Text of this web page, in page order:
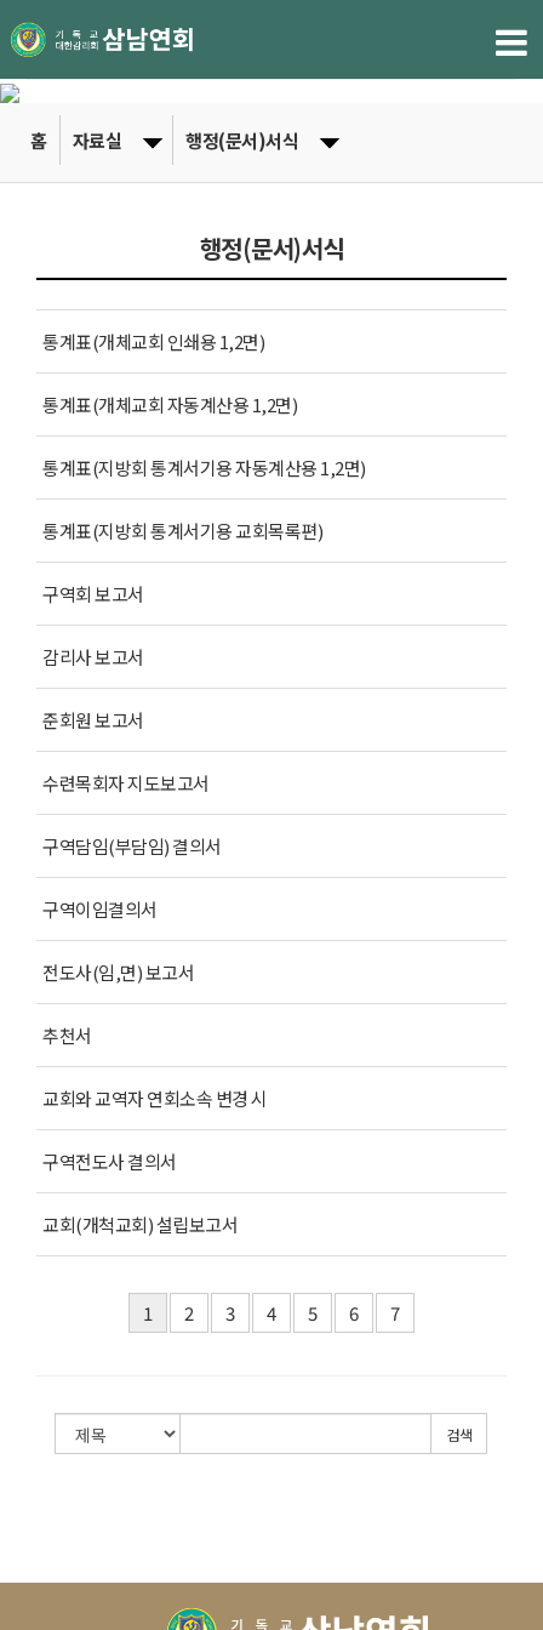
홈 자료실 행정(문서)서식
행정(문서)서식
통계표(개체교회 인쇄용 1,2면)
통계표(개체교회 자동계산용 1,2면)
통계표(지방회 통계서기용 자동계산용 1,2면)
통계표(지방회 통계서기용 교회목록편)
구역회 보고서
감리사 보고서
준회원 보고서
수련목회자 지도보고서
구역담임(부담임) 결의서
구역이임결의서
전도사(임,면) 보고서
추천서
교회와 교역자 연회소속 변경 시
구역전도사 결의서
교회(개척교회) 설립보고서
1 2 3 4 5 6 7
검색